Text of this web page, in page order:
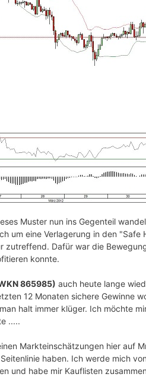
Muster nun ins Gegenteil
um eine Verlagerung in den
zutreffend. Dafür war die
konnte.
865985) auch heute lange
12 Monaten sichere Gewinne
halt immer klüger. Ich möchte
.....
Markteinschätzungen hier auf
haben. Ich werde mich
und habe mir Kauflisten